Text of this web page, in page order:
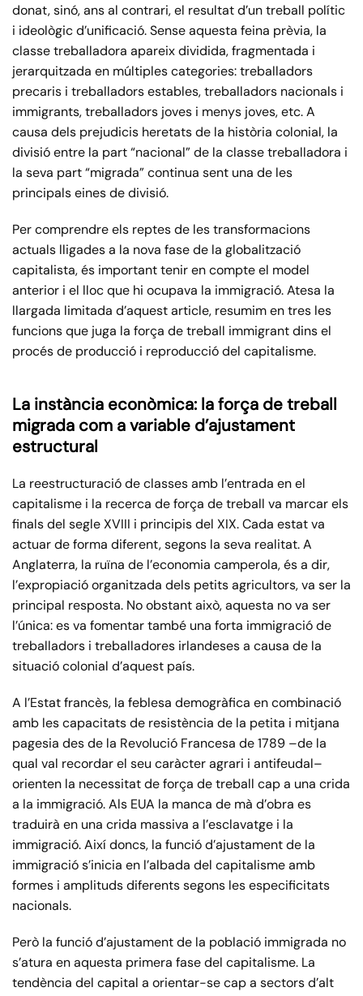
donat, sinó, ans al contrari, el resultat d’un treball polític
i ideològic d’unificació. Sense aquesta feina prèvia, la
classe treballadora apareix dividida, fragmentada i
jerarquitzada en múltiples categories: treballadors
precaris i treballadors estables, treballadors nacionals i
immigrants, treballadors joves i menys joves, etc. A
causa dels prejudicis heretats de la història colonial, la
divisió entre la part “nacional” de la classe treballadora i
la seva part “migrada” continua sent una de les
principals eines de divisió.
Per comprendre els reptes de les transformacions
actuals lligades a la nova fase de la globalització
capitalista, és important tenir en compte el model
anterior i el lloc que hi ocupava la immigració. Atesa la
llargada limitada d’aquest article, resumim en tres les
funcions que juga la força de treball immigrant dins el
procés de producció i reproducció del capitalisme.
La instància econòmica: la força de treball
migrada com a variable d’ajustament
estructural
La reestructuració de classes amb l’entrada en el
capitalisme i la recerca de força de treball va marcar els
finals del segle XVIII i principis del XIX. Cada estat va
actuar de forma diferent, segons la seva realitat. A
Anglaterra, la ruïna de l’economia camperola, és a dir,
l’expropiació organitzada dels petits agricultors, va ser la
principal resposta. No obstant això, aquesta no va ser
l’única: es va fomentar també una forta immigració de
treballadors i treballadores irlandeses a causa de la
situació colonial d’aquest país.
A l’Estat francès, la feblesa demogràfica en combinació
amb les capacitats de resistència de la petita i mitjana
pagesia des de la Revolució Francesa de 1789 –de la
qual val recordar el seu caràcter agrari i antifeudal–
orienten la necessitat de força de treball cap a una crida
a la immigració. Als EUA la manca de mà d’obra es
traduirà en una crida massiva a l’esclavatge i la
immigració. Així doncs, la funció d’ajustament de la
immigració s’inicia en l’albada del capitalisme amb
formes i amplituds diferents segons les especificitats
nacionals.
Però la funció d’ajustament de la població immigrada no
s’atura en aquesta primera fase del capitalisme. La
tendència del capital a orientar-se cap a sectors d’alt